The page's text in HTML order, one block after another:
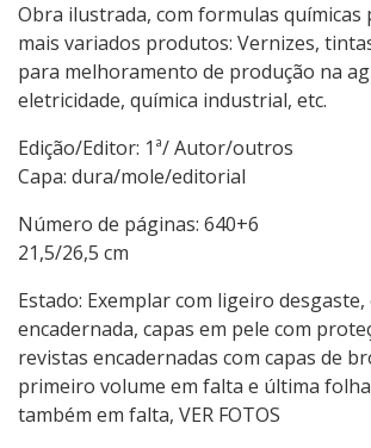
Obra ilustrada, com formulas químicas
mais variados produtos: Vernizes,
para melhoramento de produção na
eletricidade, química industrial, etc.
Edição/Editor: 1ª/ Autor/
Capa: dura/mole/editorial
Número de páginas: 640+6
21,5/26,5 cm
Estado: Exemplar com ligeiro
encadernada, capas em pele com
revistas encadernadas com capas de
primeiro volume em falta e última
também em falta, VER FOTOS